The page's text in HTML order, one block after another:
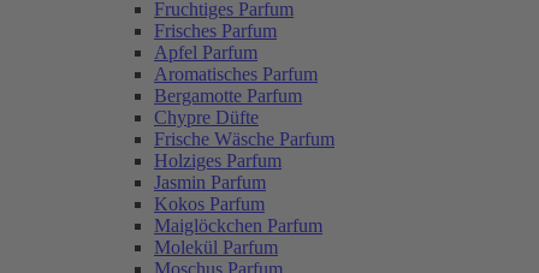
Fruchtiges Parfum
Frisches Parfum
Apfel Parfum
Aromatisches Parfum
Bergamotte Parfum
Chypre Düfte
Frische Wäsche Parfum
Holziges Parfum
Jasmin Parfum
Kokos Parfum
Maiglöckchen Parfum
Molekül Parfum
Moschus Parfum